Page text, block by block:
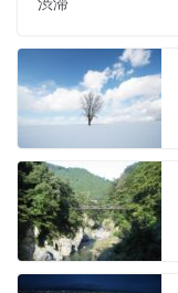
渋滞